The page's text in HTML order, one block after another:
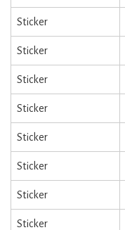
Sticker
Sticker
Sticker
Sticker
Sticker
Sticker
Sticker
Sticker